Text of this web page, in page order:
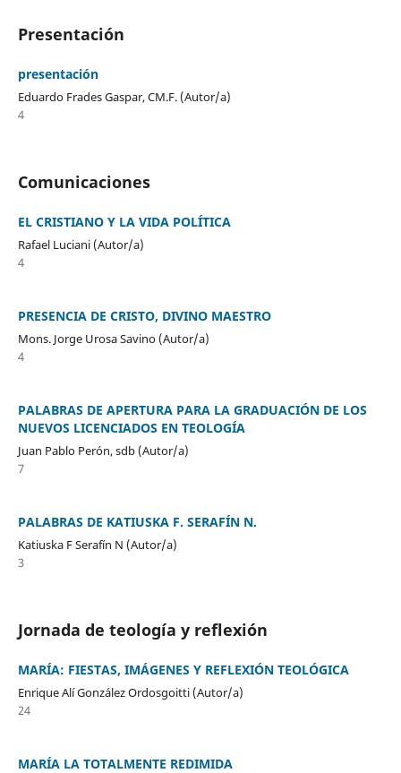
Presentación
presentación
Eduardo Frades Gaspar, CM.F. (Autor/a)
4
Comunicaciones
EL CRISTIANO Y LA VIDA POLÍTICA
Rafael Luciani (Autor/a)
4
PRESENCIA DE CRISTO, DIVINO MAESTRO
Mons. Jorge Urosa Savino (Autor/a)
4
PALABRAS DE APERTURA PARA LA GRADUACIÓN DE LOS
NUEVOS LICENCIADOS EN TEOLOGÍA
Juan Pablo Perón, sdb (Autor/a)
7
PALABRAS DE KATIUSKA F. SERAFÍN N.
Katiuska F Serafín N (Autor/a)
3
Jornada de teología y reflexión
MARÍA: FIESTAS, IMÁGENES Y REFLEXIÓN TEOLÓGICA
Enrique Alí González Ordosgoitti (Autor/a)
24
MARÍA LA TOTALMENTE REDIMIDA